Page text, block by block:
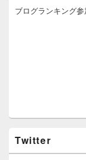
ブログランキング参
Twitter